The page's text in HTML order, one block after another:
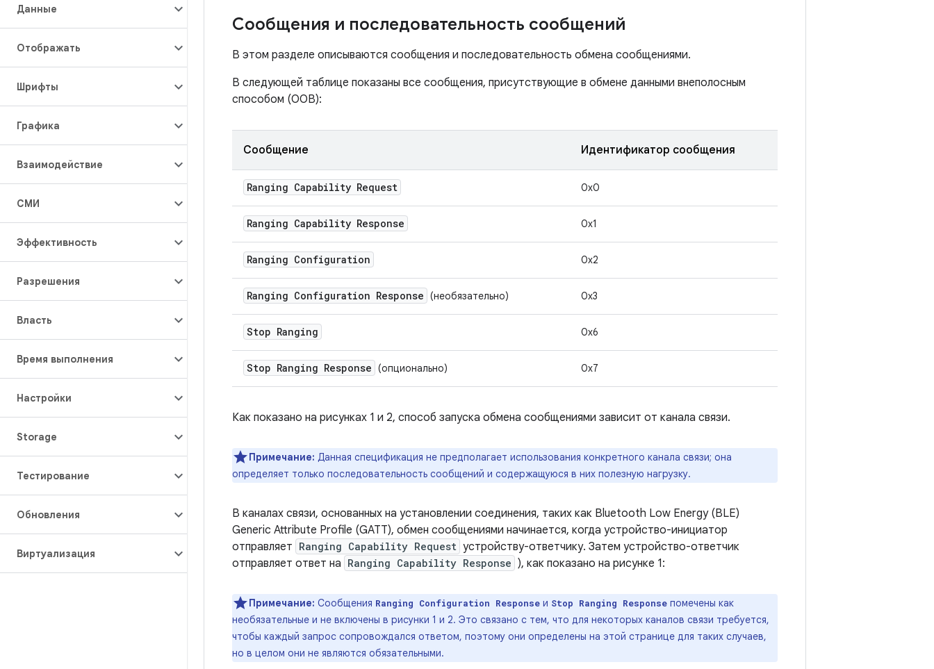
Данные
Отображать
Шрифты
Графика
Взаимодействие
СМИ
Эффективность
Разрешения
Власть
Время выполнения
Настройки
Storage
Тестирование
Обновления
Виртуализация
Сообщения и последовательность сообщений
В этом разделе описываются сообщения и последовательность обмена сообщениями.
В следующей таблице показаны все сообщения, присутствующие в обмене данными внеполосным
способом (OOB):
Сообщение Идентификатор сообщения
Ranging Capability Request 0x0
Ranging Capability Response 0x1
Ranging Configuration 0x2
Ranging Configuration Response (необязательно) 0x3
Stop Ranging 0x6
Stop Ranging Response (опционально) 0x7
Как показано на рисунках 1 и 2, способ запуска обмена сообщениями зависит от канала связи.
Примечание: Данная спецификация не предполагает использования конкретного канала связи; она
определяет только последовательность сообщений и содержащуюся в них полезную нагрузку.
В каналах связи, основанных на установлении соединения, таких как Bluetooth Low Energy (BLE)
Generic Attribute Profile (GATT), обмен сообщениями начинается, когда устройство-инициатор
отправляет Ranging Capability Request устройству-ответчику. Затем устройство-ответчик
отправляет ответ на Ranging Capability Response ), как показано на рисунке 1:
Примечание: Сообщения Ranging Configuration Response и Stop Ranging Response помечены как
необязательные и не включены в рисунки 1 и 2. Это связано с тем, что для некоторых каналов связи требуется,
чтобы каждый запрос сопровождался ответом, поэтому они определены на этой странице для таких случаев,
но в целом они не являются обязательными.